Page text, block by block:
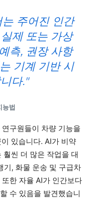
주어진 인간
제 또는 가상
측, 권장 사항
기계 기반 시
다."
능법
구원들이 차량 기능을
있습니다. AI가 비약
씬 더 많은 작업을 대
기, 화물 운송 및 구급차
한 자율 AI가 인간보다
수 있음을 발견했습니